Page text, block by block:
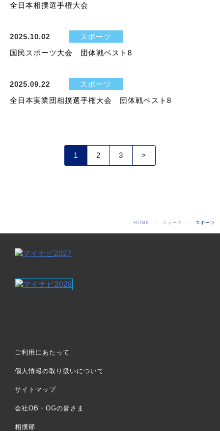
全日本相撲選手権大会
2025.10.02
スポーツ
国民スポーツ大会 団体戦ベスト8
2025.09.22
スポーツ
全日本実業団相撲選手権大会 団体戦ベスト8
1 2 3 >
HOME ニュース スポーツ
ご利用にあたって
個人情報の取り扱いについて
サイトマップ
会社OB・OGの皆さま
相撲部